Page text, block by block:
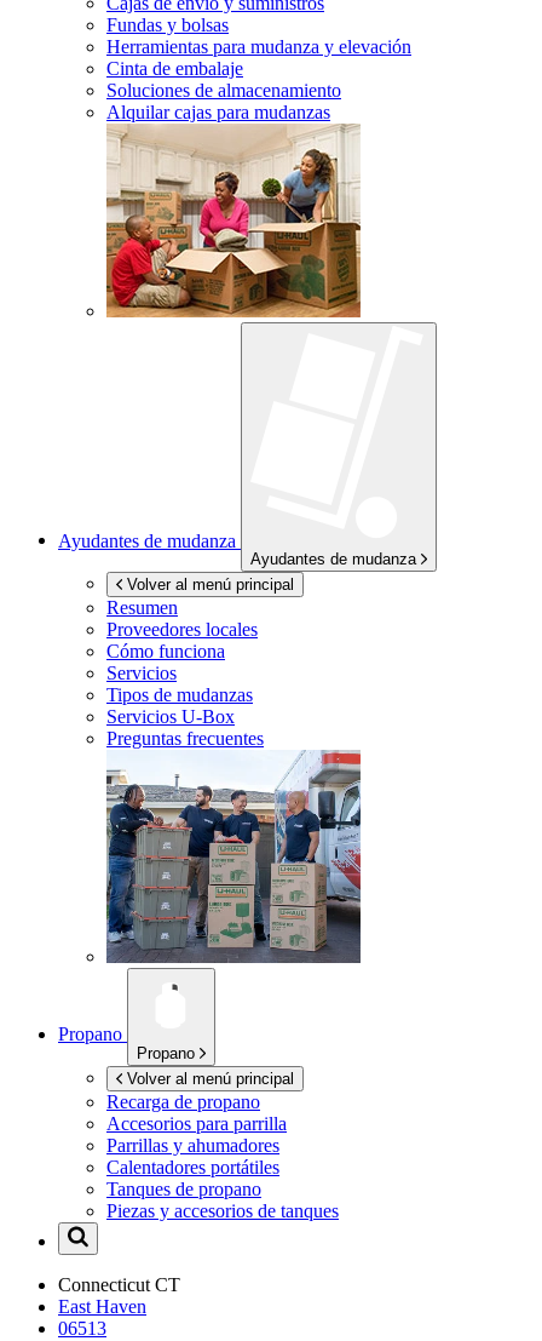
Fundas y bolsas
Herramientas para mudanza y elevación
Cinta de embalaje
Soluciones de almacenamiento
Alquilar cajas para mudanzas
Ayudantes de mudanza
Ayudantes de mudanza
Volver al menú principal
Resumen
Proveedores locales
Cómo funciona
Servicios
Tipos de mudanzas
Servicios U-Box
Preguntas frecuentes
Propano
Propano
Volver al menú principal
Recarga de propano
Accesorios para parrilla
Parrillas y ahumadores
Calentadores portátiles
Tanques de propano
Piezas y accesorios de tanques
Connecticut CT
East Haven
06513